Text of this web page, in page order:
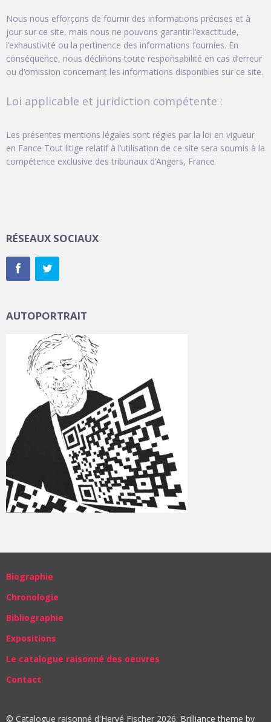
Nous nous efforçons de fournir des informations précises et à
jour sur ce site, mais nous ne pouvons garantir l’exactitude,
l’exhaustivité ou la pertinence des informations fournies. En
conséquence, nous déclinons toute responsabilité en cas d’erreur
ou d’omission concernant les informations disponibles sur ce site.
Loi applicable et juridiction compétente :
Les présentes mentions légales sont régies par la loi en vigueur
en Fance Tout litige relatif à l’utilisation de ce site sera soumis à la
compétence exclusive des tribunaux d’Angers, France
RÉSEAUX SOCIAUX
AUTOPORTRAIT
Biographie
Chronologie
Bibliographie
Expositions
Le catalogue raisonné des oeuvres
Contact
© Catalogue raisonné d'Hervé Fischer 2026. Brilliance theme by